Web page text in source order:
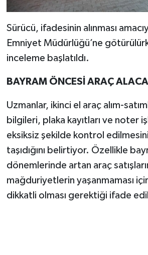
Sürücü, ifadesinin alınması
Emniyet Müdürlüğü’ne
inceleme başlatıldı.
BAYRAM ÖNCESİ ARAÇ
Uzmanlar, ikinci el araç alım-
bilgileri, plaka kayıtları ve noter
eksiksiz şekilde kontrol
taşıdığını belirtiyor. Özellikle
dönemlerinde artan araç
mağduriyetlerin yaşanmaması
dikkatli olması gerektiği ifade